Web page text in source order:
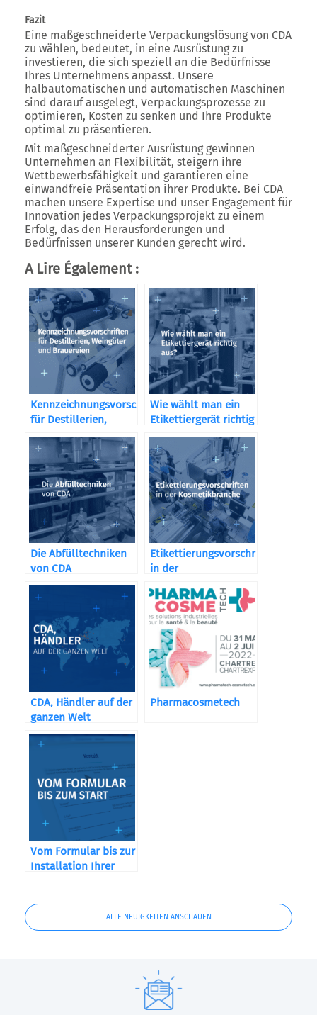
Fazit
Eine maßgeschneiderte Verpackungslösung von CDA
zu wählen, bedeutet, in eine Ausrüstung zu
investieren, die sich speziell an die Bedürfnisse
Ihres Unternehmens anpasst. Unsere
halbautomatischen und automatischen Maschinen
sind darauf ausgelegt, Verpackungsprozesse zu
optimieren, Kosten zu senken und Ihre Produkte
optimal zu präsentieren.
Mit maßgeschneiderter Ausrüstung gewinnen
Unternehmen an Flexibilität, steigern ihre
Wettbewerbsfähigkeit und garantieren eine
einwandfreie Präsentation ihrer Produkte. Bei CDA
machen unsere Expertise und unser Engagement für
Innovation jedes Verpackungsprojekt zu einem
Erfolg, das den Herausforderungen und
Bedürfnissen unserer Kunden gerecht wird.
A Lire Également :
Kennzeichnungsvorschriften
für Destillerien,
Weingüter und
Brauereien
Wie wählt man ein
Etikettiergerät richtig
aus?
Die Abfülltechniken
von CDA
Etikettierungsvorschriften
in der
CDA, Händler auf der
ganzen Welt
Pharmacosmetech
Vom Formular bis zur
Installation Ihrer
ALLE NEUIGKEITEN ANSCHAUEN